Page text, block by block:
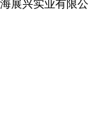
展兴实业有限公